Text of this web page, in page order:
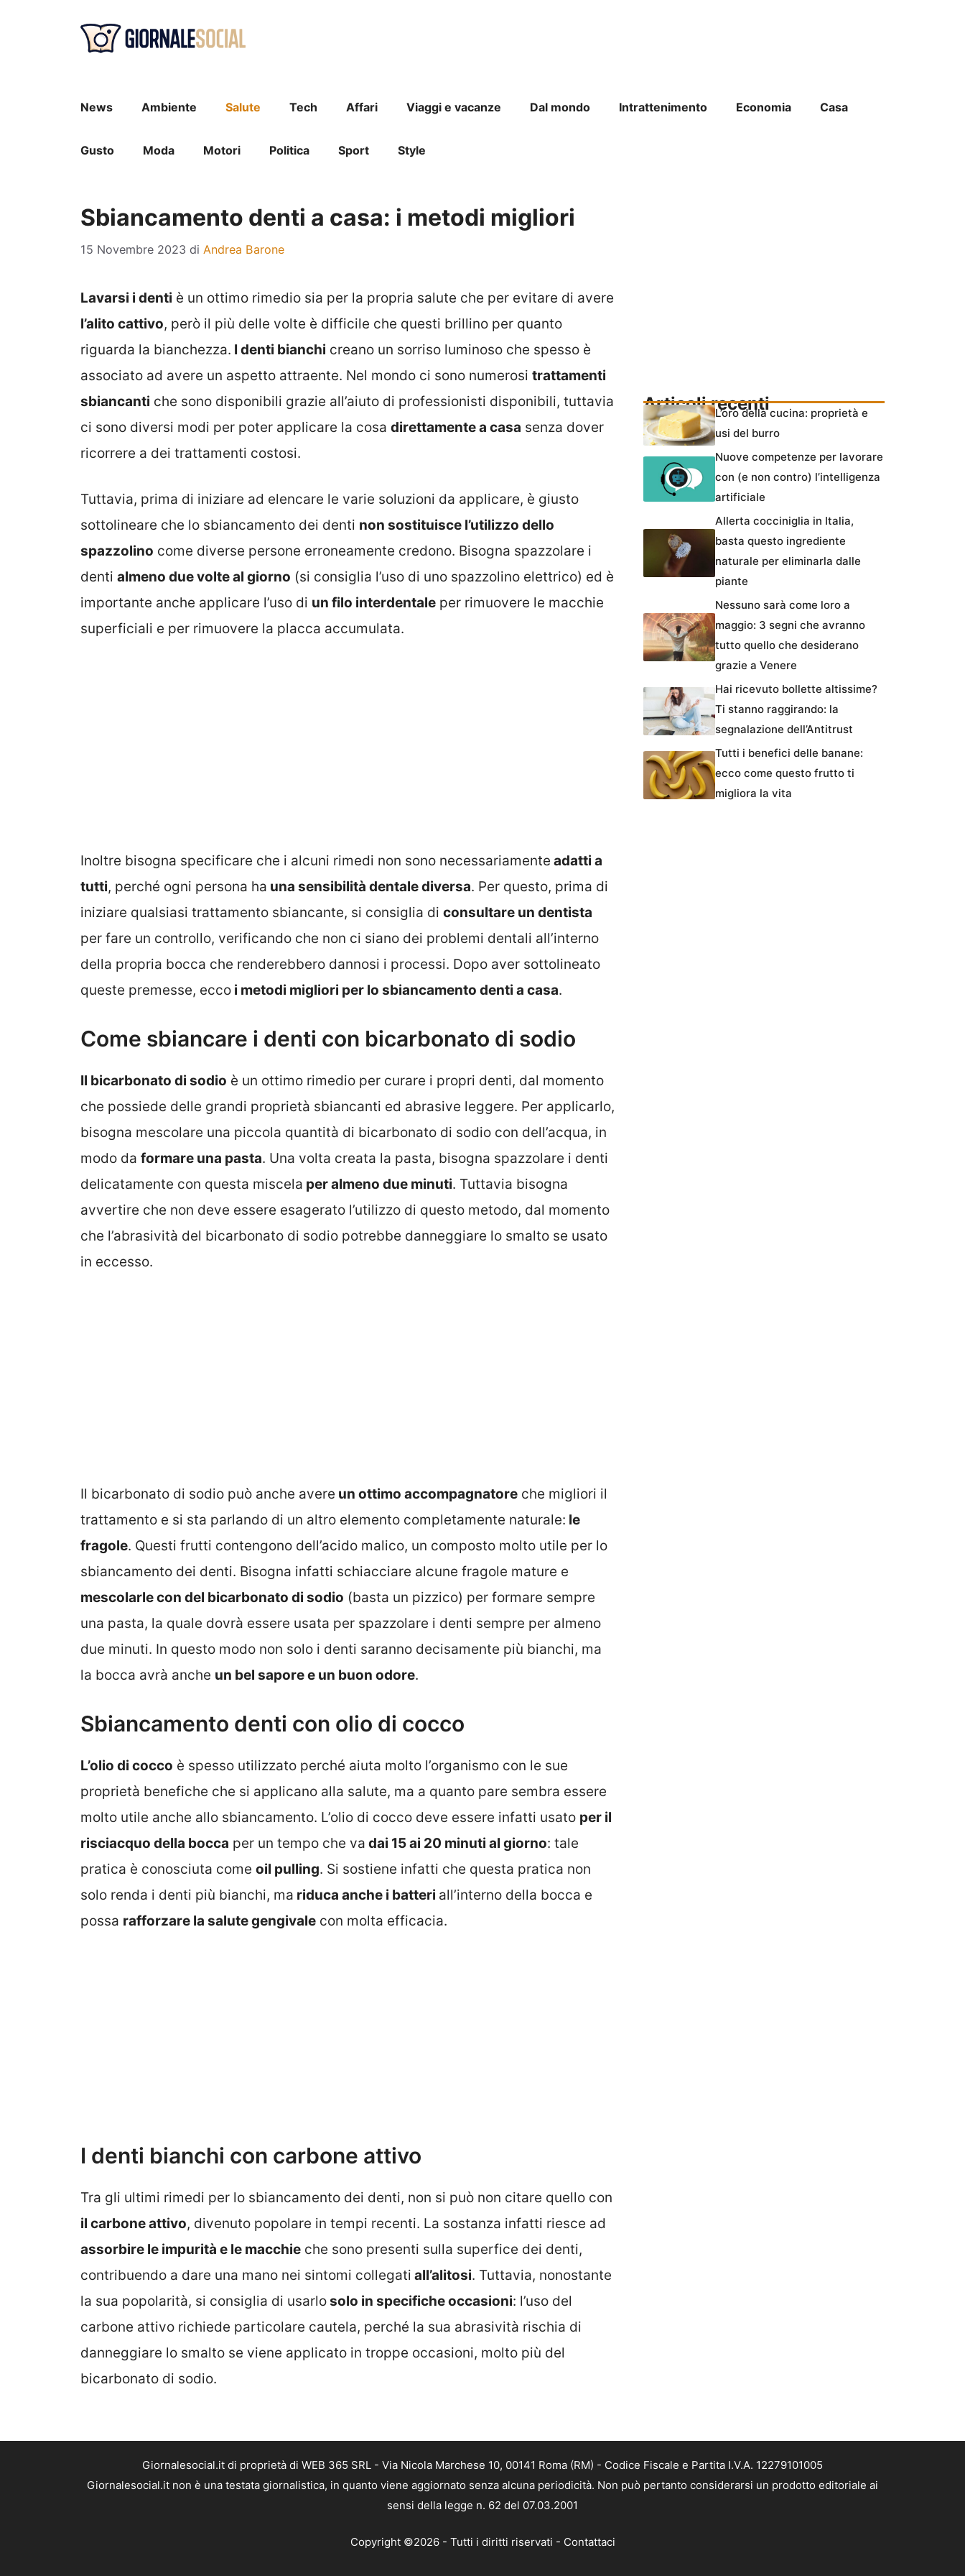
News Ambiente Salute Tech Affari Viaggi e vacanze Dal mondo Intrattenimento Economia Casa
Gusto Moda Motori Politica Sport Style
Sbiancamento denti a casa: i metodi migliori
15 Novembre 2023 di Andrea Barone
Lavarsi i denti è un ottimo rimedio sia per la propria salute che per evitare di avere
l’alito cattivo, però il più delle volte è difficile che questi brillino per quanto
riguarda la bianchezza. I denti bianchi creano un sorriso luminoso che spesso è
associato ad avere un aspetto attraente. Nel mondo ci sono numerosi trattamenti
sbiancanti che sono disponibili grazie all’aiuto di professionisti disponibili, tuttavia
ci sono diversi modi per poter applicare la cosa direttamente a casa senza dover
ricorrere a dei trattamenti costosi.
Tuttavia, prima di iniziare ad elencare le varie soluzioni da applicare, è giusto
sottolineare che lo sbiancamento dei denti non sostituisce l’utilizzo dello
spazzolino come diverse persone erroneamente credono. Bisogna spazzolare i
denti almeno due volte al giorno (si consiglia l’uso di uno spazzolino elettrico) ed è
importante anche applicare l’uso di un filo interdentale per rimuovere le macchie
superficiali e per rimuovere la placca accumulata.
Inoltre bisogna specificare che i alcuni rimedi non sono necessariamente adatti a
tutti, perché ogni persona ha una sensibilità dentale diversa. Per questo, prima di
iniziare qualsiasi trattamento sbiancante, si consiglia di consultare un dentista
per fare un controllo, verificando che non ci siano dei problemi dentali all’interno
della propria bocca che renderebbero dannosi i processi. Dopo aver sottolineato
queste premesse, ecco i metodi migliori per lo sbiancamento denti a casa.
Come sbiancare i denti con bicarbonato di sodio
Il bicarbonato di sodio è un ottimo rimedio per curare i propri denti, dal momento
che possiede delle grandi proprietà sbiancanti ed abrasive leggere. Per applicarlo,
bisogna mescolare una piccola quantità di bicarbonato di sodio con dell’acqua, in
modo da formare una pasta. Una volta creata la pasta, bisogna spazzolare i denti
delicatamente con questa miscela per almeno due minuti. Tuttavia bisogna
avvertire che non deve essere esagerato l’utilizzo di questo metodo, dal momento
che l’abrasività del bicarbonato di sodio potrebbe danneggiare lo smalto se usato
in eccesso.
Il bicarbonato di sodio può anche avere un ottimo accompagnatore che migliori il
trattamento e si sta parlando di un altro elemento completamente naturale: le
fragole. Questi frutti contengono dell’acido malico, un composto molto utile per lo
sbiancamento dei denti. Bisogna infatti schiacciare alcune fragole mature e
mescolarle con del bicarbonato di sodio (basta un pizzico) per formare sempre
una pasta, la quale dovrà essere usata per spazzolare i denti sempre per almeno
due minuti. In questo modo non solo i denti saranno decisamente più bianchi, ma
la bocca avrà anche un bel sapore e un buon odore.
Sbiancamento denti con olio di cocco
L’olio di cocco è spesso utilizzato perché aiuta molto l’organismo con le sue
proprietà benefiche che si applicano alla salute, ma a quanto pare sembra essere
molto utile anche allo sbiancamento. L’olio di cocco deve essere infatti usato per il
risciacquo della bocca per un tempo che va dai 15 ai 20 minuti al giorno: tale
pratica è conosciuta come oil pulling. Si sostiene infatti che questa pratica non
solo renda i denti più bianchi, ma riduca anche i batteri all’interno della bocca e
possa rafforzare la salute gengivale con molta efficacia.
I denti bianchi con carbone attivo
Tra gli ultimi rimedi per lo sbiancamento dei denti, non si può non citare quello con
il carbone attivo, divenuto popolare in tempi recenti. La sostanza infatti riesce ad
assorbire le impurità e le macchie che sono presenti sulla superfice dei denti,
contribuendo a dare una mano nei sintomi collegati all’alitosi. Tuttavia, nonostante
la sua popolarità, si consiglia di usarlosolo in specifiche occasioni: l’uso del
carbone attivo richiede particolare cautela, perché la sua abrasività rischia di
danneggiare lo smalto se viene applicato in troppe occasioni, molto più del
bicarbonato di sodio.
Articoli recentiL’oro della cucina: proprietà e
usi del burro
Nuove competenze per lavorare
con (e non contro) l’intelligenza
artificiale
Allerta cocciniglia in Italia,
basta questo ingrediente
naturale per eliminarla dalle
piante
Nessuno sarà come loro a
maggio: 3 segni che avranno
tutto quello che desiderano
grazie a Venere
Hai ricevuto bollette altissime?
Ti stanno raggirando: la
segnalazione dell’Antitrust
Tutti i benefici delle banane:
ecco come questo frutto ti
migliora la vita
Giornalesocial.it di proprietà di WEB 365 SRL - Via Nicola Marchese 10, 00141 Roma (RM) - Codice Fiscale e Partita I.V.A. 12279101005
Giornalesocial.it non è una testata giornalistica, in quanto viene aggiornato senza alcuna periodicità. Non può pertanto considerarsi un prodotto editoriale ai
sensi della legge n. 62 del 07.03.2001
Copyright ©2026 - Tutti i diritti riservati - Contattaci